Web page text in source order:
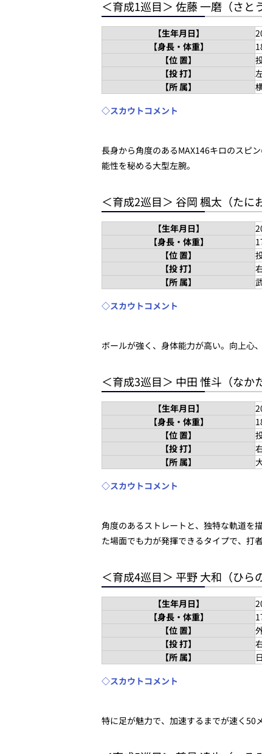
＜育成1巡目＞ 佐藤 一磨（さと
【生年月日】
【身長・体重】
【位 置】
【投 打】
【所 属】
◇スカウトコメント
長身から角度のあるMAX146キロのスピ
能性を秘める大型左腕。
＜育成2巡目＞ 谷岡 楓太（たに
【生年月日】
【身長・体重】
【位 置】
【投 打】
【所 属】
◇スカウトコメント
ボールが強く、身体能力が高い。向上心
＜育成3巡目＞ 中田 惟斗（なか
【生年月日】
【身長・体重】
【位 置】
【投 打】
【所 属】
◇スカウトコメント
角度のあるストレートと、独特な軌道を
た場面でも力が発揮できるタイプで、打
＜育成4巡目＞ 平野 大和（ひら
【生年月日】
【身長・体重】
【位 置】
【投 打】
【所 属】
◇スカウトコメント
特に足が魅力で、加速するまでが速く50